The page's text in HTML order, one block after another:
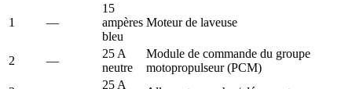
1 —
15
ampères
bleu
Moteur de laveuse
2 —
25 A
neutre
Module de commande du groupe
motopropulseur (PCM)
25 A